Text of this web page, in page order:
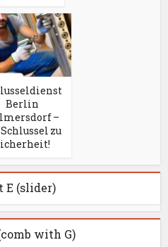
Berlin
–
zu
E (slider)
with G)